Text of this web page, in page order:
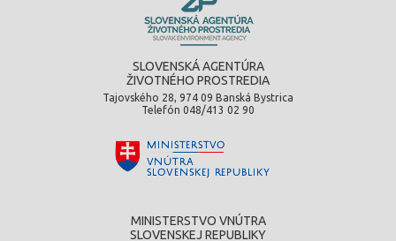
SLOVENSKÁ AGENTÚRA
ŽIVOTNÉHO PROSTREDIA
Tajovského 28, 974 09 Banská Bystrica
Telefón 048/413 02 90
MINISTERSTVO VNÚTRA
SLOVENSKEJ REPUBLIKY